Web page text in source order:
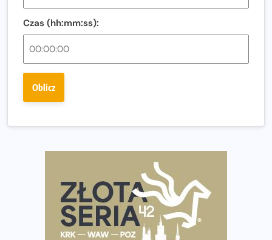
Amazfit Balance 3: Kompleksowe narzędzie dla biegacza
i zawodnika Hyrox?
Regeneracja w bieganiu. Co warto o niej wiedzieć?
Ostatnie wolne miejsca na jubileuszowy Bieg
dniu.
wybiera wyzwanie trzech największych maratonów w
Praska 5k Run gospodarzem Mistrzostw Polski
Największy Bieg Powstania Warszawskiego w historii.
Ponad 12 tysięcy uczestników pobiegło dla Bohaterów!
Tętno vs tempo – czym kierować się w bieganiu?
Czas (hh:mm:ss):
Oblicz